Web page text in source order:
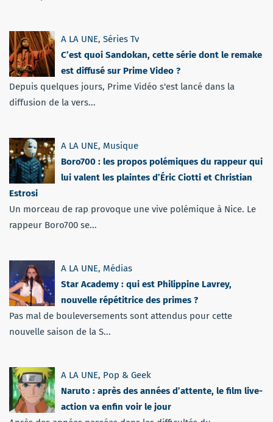
A LA UNE, Séries Tv
C’est quoi Sandokan, cette série dont le remake
est diffusé sur Prime Video ?
Depuis quelques jours, Prime Vidéo s'est lancé dans la
diffusion de la vers...
A LA UNE, Musique
Boro700 : les propos polémiques du rappeur qui
lui valent les plaintes d’Éric Ciotti et Christian
Estrosi
Un morceau de rap provoque une vive polémique à Nice. Le
rappeur Boro700 se...
A LA UNE, Médias
Star Academy : qui est Philippine Lavrey,
nouvelle répétitrice des primes ?
Pas mal de bouleversements sont attendus pour cette
nouvelle saison de la S...
A LA UNE, Pop & Geek
Naruto : après des années d’attente, le film live-
action va enfin voir le jour